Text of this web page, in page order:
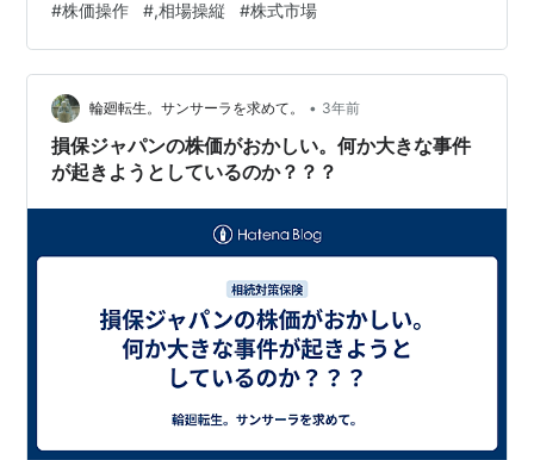
金融商品取引法違反で起訴されました。 一方、日常的に
行なわれている証券会社のレーティング公表による「買
い推奨」や「目標株価○○円」などは、目的に株価誘導
的恣意性があれば、「株価誘導」と類似性があり、市場
での価格形成に大きく影響を与える上では、この事件と
同様の違法性があるものと思われます。 まして、…
#株価操作 #,相場操縦 #株式市場
輪廻転生。サンサーラを求めて。 • 3年前
損保ジャパンの株価がおかしい。何か大きな事件
が起きようとしているのか？？？